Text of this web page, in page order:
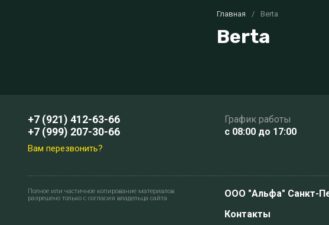
Главная / Berta
Berta
+7 (921) 412-63-66
+7 (999) 207-30-66
Вам перезвонить?
График работы
c 08:00 до 17:00
Полное или частичное копирование материалов
разрешено только с согласия владельца сайта
ООО "Альфа" Санкт-
Контакты